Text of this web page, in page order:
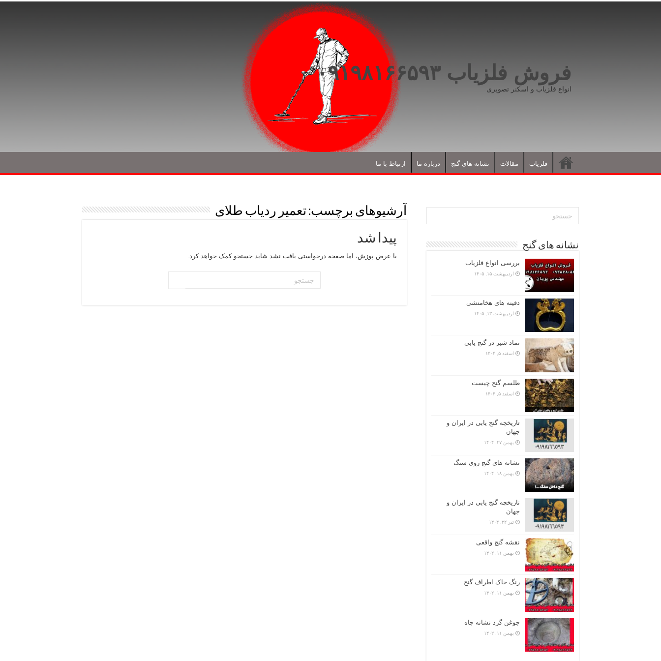
فروش فلزیاب ۰۹۱۹۸۱۶۶۵۹۳
انواع فلزیاب و اسکنر تصویری
فلزیاب مقالات نشانه های گنج درباره ما ارتباط با ما
آرشیوهای برچسب:تعمیر ردیاب طلای
پیدا شد
با عرض پوزش، اما صفحه درخواستی یافت نشد شاید جستجو کمک خواهد کرد.
نشانه های گنج
بررسی انواع فلزیاب
اردیبهشت ۱۵, ۱۴۰۵
دفینه های هخامنشی
اردیبهشت ۱۳, ۱۴۰۵
نماد شیر در گنج یابی
اسفند ۵, ۱۴۰۴
طلسم گنج چیست
اسفند ۵, ۱۴۰۴
تاریخچه گنج‌ یابی در ایران و
جهان
بهمن ۲۷, ۱۴۰۴
نشانه های گنج روی سنگ
بهمن ۱۸, ۱۴۰۴
تاریخچه گنج‌ یابی در ایران و
جهان
تیر ۲۲, ۱۴۰۴
نقشه گنج واقعی
بهمن ۱۱, ۱۴۰۲
رنگ خاک اطراف گنج
بهمن ۱۱, ۱۴۰۲
جوغن گرد نشانه چاه
بهمن ۱۱, ۱۴۰۲